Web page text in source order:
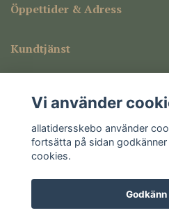
Öppettider & Adress
Kundtjänst
Sociala medier
Vi använder
allatidersskebo använder
fortsätta på sidan
cookies.
Godkänn